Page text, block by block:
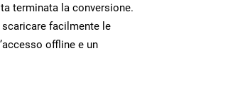
terminata la conversione.
facilmente le
offline e un